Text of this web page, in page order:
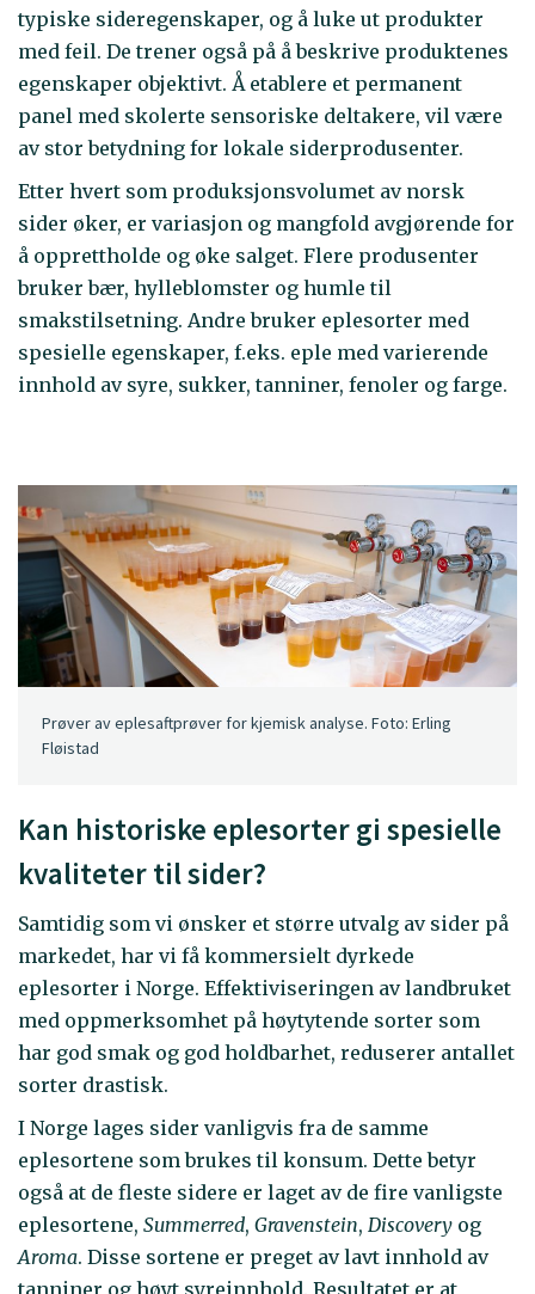
typiske sideregenskaper, og å luke ut produkter
med feil. De trener også på å beskrive produktenes
egenskaper objektivt. Å etablere et permanent
panel med skolerte sensoriske deltakere, vil være
av stor betydning for lokale siderprodusenter.
Etter hvert som produksjonsvolumet av norsk
sider øker, er variasjon og mangfold avgjørende for
å opprettholde og øke salget. Flere produsenter
bruker bær, hylleblomster og humle til
smakstilsetning. Andre bruker eplesorter med
spesielle egenskaper, f.eks. eple med varierende
innhold av syre, sukker, tanniner, fenoler og farge.
Prøver av eplesaftprøver for kjemisk analyse. Foto: Erling
Fløistad
Kan historiske eplesorter gi spesielle
kvaliteter til sider?
Samtidig som vi ønsker et større utvalg av sider på
markedet, har vi få kommersielt dyrkede
eplesorter i Norge. Effektiviseringen av landbruket
med oppmerksomhet på høytytende sorter som
har god smak og god holdbarhet, reduserer antallet
sorter drastisk.
I Norge lages sider vanligvis fra de samme
eplesortene som brukes til konsum. Dette betyr
også at de fleste sidere er laget av de fire vanligste
eplesortene, Summerred, Gravenstein, Discovery og
Aroma. Disse sortene er preget av lavt innhold av